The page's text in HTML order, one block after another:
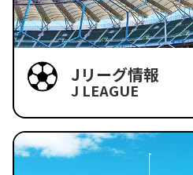
Jリーグ情報
J LEAGUE